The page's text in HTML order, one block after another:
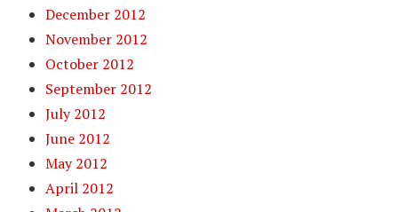
December 2012
November 2012
October 2012
September 2012
July 2012
June 2012
May 2012
April 2012